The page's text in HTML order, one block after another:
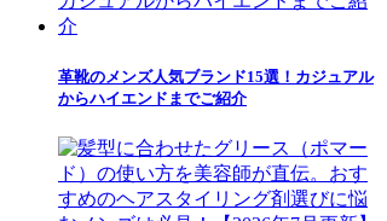
革靴のメンズ人気ブランド15選！カジュアル
からハイエンドまでご紹介